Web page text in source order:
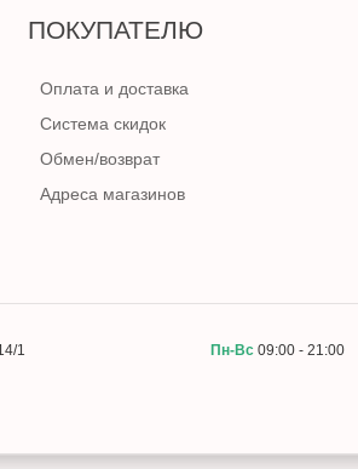
ПОКУПАТЕЛЮ
Оплата и доставка
Система скидок
Обмен/возврат
Адреса магазинов
1 Пн-Вс 09:00 - 21:00